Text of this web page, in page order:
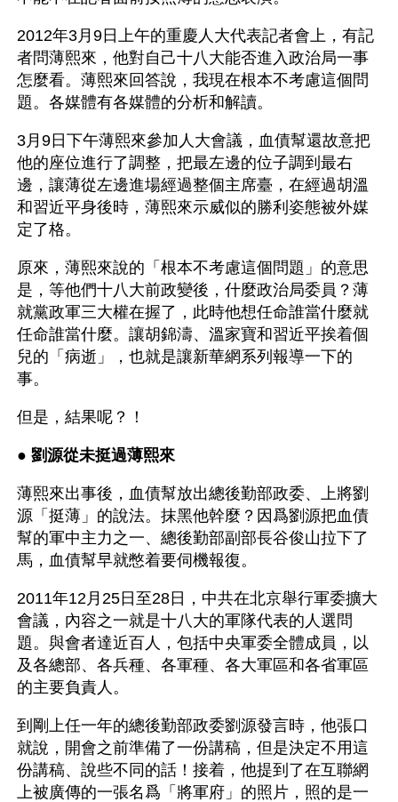
2012年3月9日上午的重慶人大代表記者會上，有記
者問薄熙來，他對自己十八大能否進入政治局一事
怎麼看。薄熙來回答說，我現在根本不考慮這個問
題。各媒體有各媒體的分析和解讀。
3月9日下午薄熙來參加人大會議，血債幫還故意把
他的座位進行了調整，把最左邊的位子調到最右
邊，讓薄從左邊進場經過整個主席臺，在經過胡溫
和習近平身後時，薄熙來示威似的勝利姿態被外媒
定了格。
原來，薄熙來說的「根本不考慮這個問題」的意思
是，等他們十八大前政變後，什麼政治局委員？薄
就黨政軍三大權在握了，此時他想任命誰當什麼就
任命誰當什麼。讓胡錦濤、溫家寶和習近平挨着個
兒的「病逝」，也就是讓新華網系列報導一下的
事。
但是，結果呢？！
● 劉源從未挺過薄熙來
薄熙來出事後，血債幫放出總後勤部政委、上將劉
源「挺薄」的說法。抹黑他幹麼？因爲劉源把血債
幫的軍中主力之一、總後勤部副部長谷俊山拉下了
馬，血債幫早就憋着要伺機報復。
2011年12月25日至28日，中共在北京舉行軍委擴大
會議，內容之一就是十八大的軍隊代表的人選問
題。與會者達近百人，包括中央軍委全體成員，以
及各總部、各兵種、各軍種、各大軍區和各省軍區
的主要負責人。
到剛上任一年的總後勤部政委劉源發言時，他張口
就說，開會之前準備了一份講稿，但是決定不用這
份講稿、說些不同的話！接着，他提到了在互聯網
上被廣傳的一張名爲「將軍府」的照片，照的是一